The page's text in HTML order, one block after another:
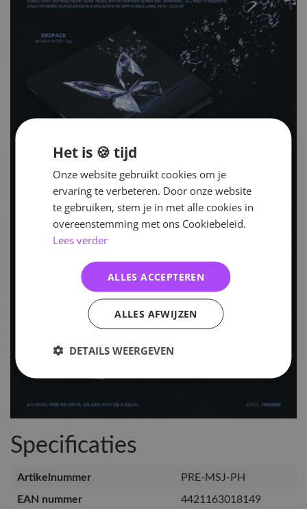
Specificaties
Artikelnummer
PRE-MSJ-PH
EAN nummer
4421163018149
Het is 🍪 tijd
Onze website gebruikt cookies om je
ervaring te verbeteren. Door onze website
te gebruiken, stem je in met alle cookies in
overeenstemming met ons Cookiebeleid.
Lees verder
ALLES ACCEPTEREN
ALLES AFWIJZEN
DETAILS WEERGEVEN